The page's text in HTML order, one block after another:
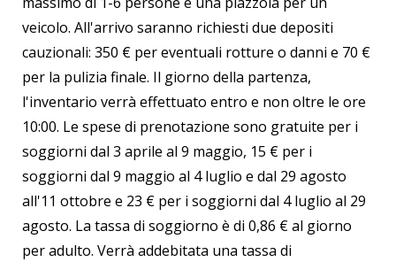
veicolo. All'arrivo saranno richiesti due depositi
cauzionali: 350 € per eventuali rotture o danni e 70 €
per la pulizia finale. Il giorno della partenza,
l'inventario verrà effettuato entro e non oltre le ore
10:00. Le spese di prenotazione sono gratuite per i
soggiorni dal 3 aprile al 9 maggio, 15 € per i
soggiorni dal 9 maggio al 4 luglio e dal 29 agosto
all'11 ottobre e 23 € per i soggiorni dal 4 luglio al 29
agosto. La tassa di soggiorno è di 0,86 € al giorno
per adulto. Verrà addebitata una tassa di